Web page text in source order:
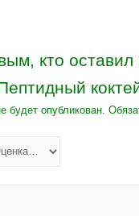
кто
будет опубликован.